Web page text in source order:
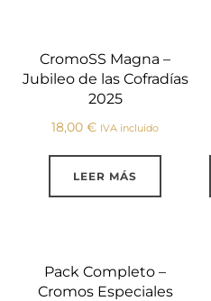
CromoSS Magna –
Jubileo de las Cofradías
2025
18,00€ IVA incluido
LEER MÁS
Pack Completo –
Cromos Especiales